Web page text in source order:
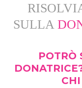
SULLA
POTRÒ